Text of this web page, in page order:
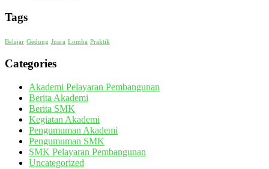
Tags
Belajar Gedung Juara Lomba Praktik
Categories
Akademi Pelayaran Pembangunan
Berita Akademi
Berita SMK
Kegiatan Akademi
Pengumuman Akademi
Pengumuman SMK
SMK Pelayaran Pembangunan
Uncategorized